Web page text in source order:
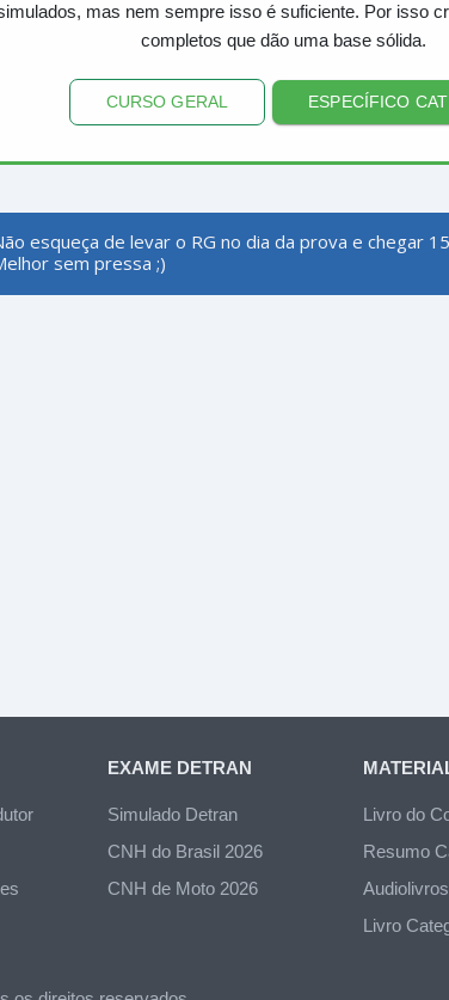
mas nem sempre isso é suficiente. Por isso
completos que dão uma base sólida.
CURSO GERAL ESPECÍFICO
esqueça de levar o RG no dia da prova e chegar
sem pressa ;)
EXAME DETRAN
Simulado Detran
CNH do Brasil 2026
CNH de Moto 2026
Livro do
Resumo
Audiolivros
Livro